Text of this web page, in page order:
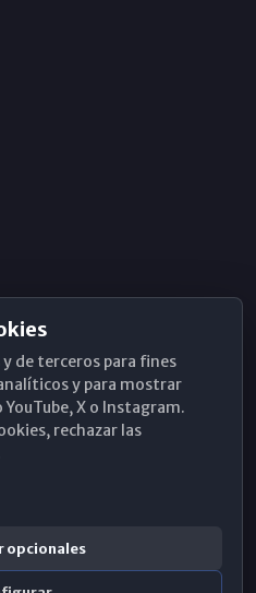
de terceros para fines
y para mostrar
X o Instagram.
rechazar las
opcionales